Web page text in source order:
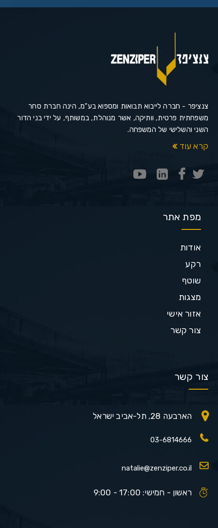
צנציפר - חברה לייבוא תבואות ומספוא בע"מ, הינה חברת סחר
משפחתית פרטית, וותיקה, אשר מנוהלת, במשותף, על ידי בני הדור
השני והשלישי של המשפחה.
קרא עוד
מפת אתר
אודות
רקע
שוטף
מצגות
אזור אישי
צור קשר
צור קשר
הארבעה 28, תל-אביב ישראל
03-6814666
natalie@zenziper.co.il
ראשון - חמישי: 17:00 - 9:00